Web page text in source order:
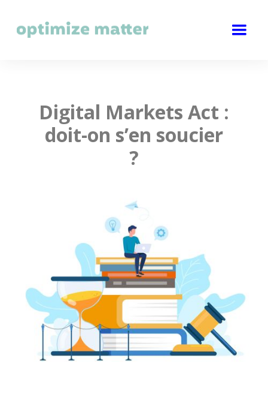
Digital Markets Act :
doit-on s’en soucier
?